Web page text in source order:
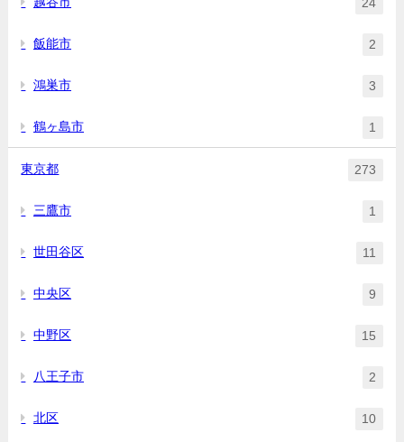
飯能市 2
鴻巣市 3
鶴ヶ島市 1
東京都 273
三鷹市 1
世田谷区 11
中央区 9
中野区 15
八王子市 2
北区 10